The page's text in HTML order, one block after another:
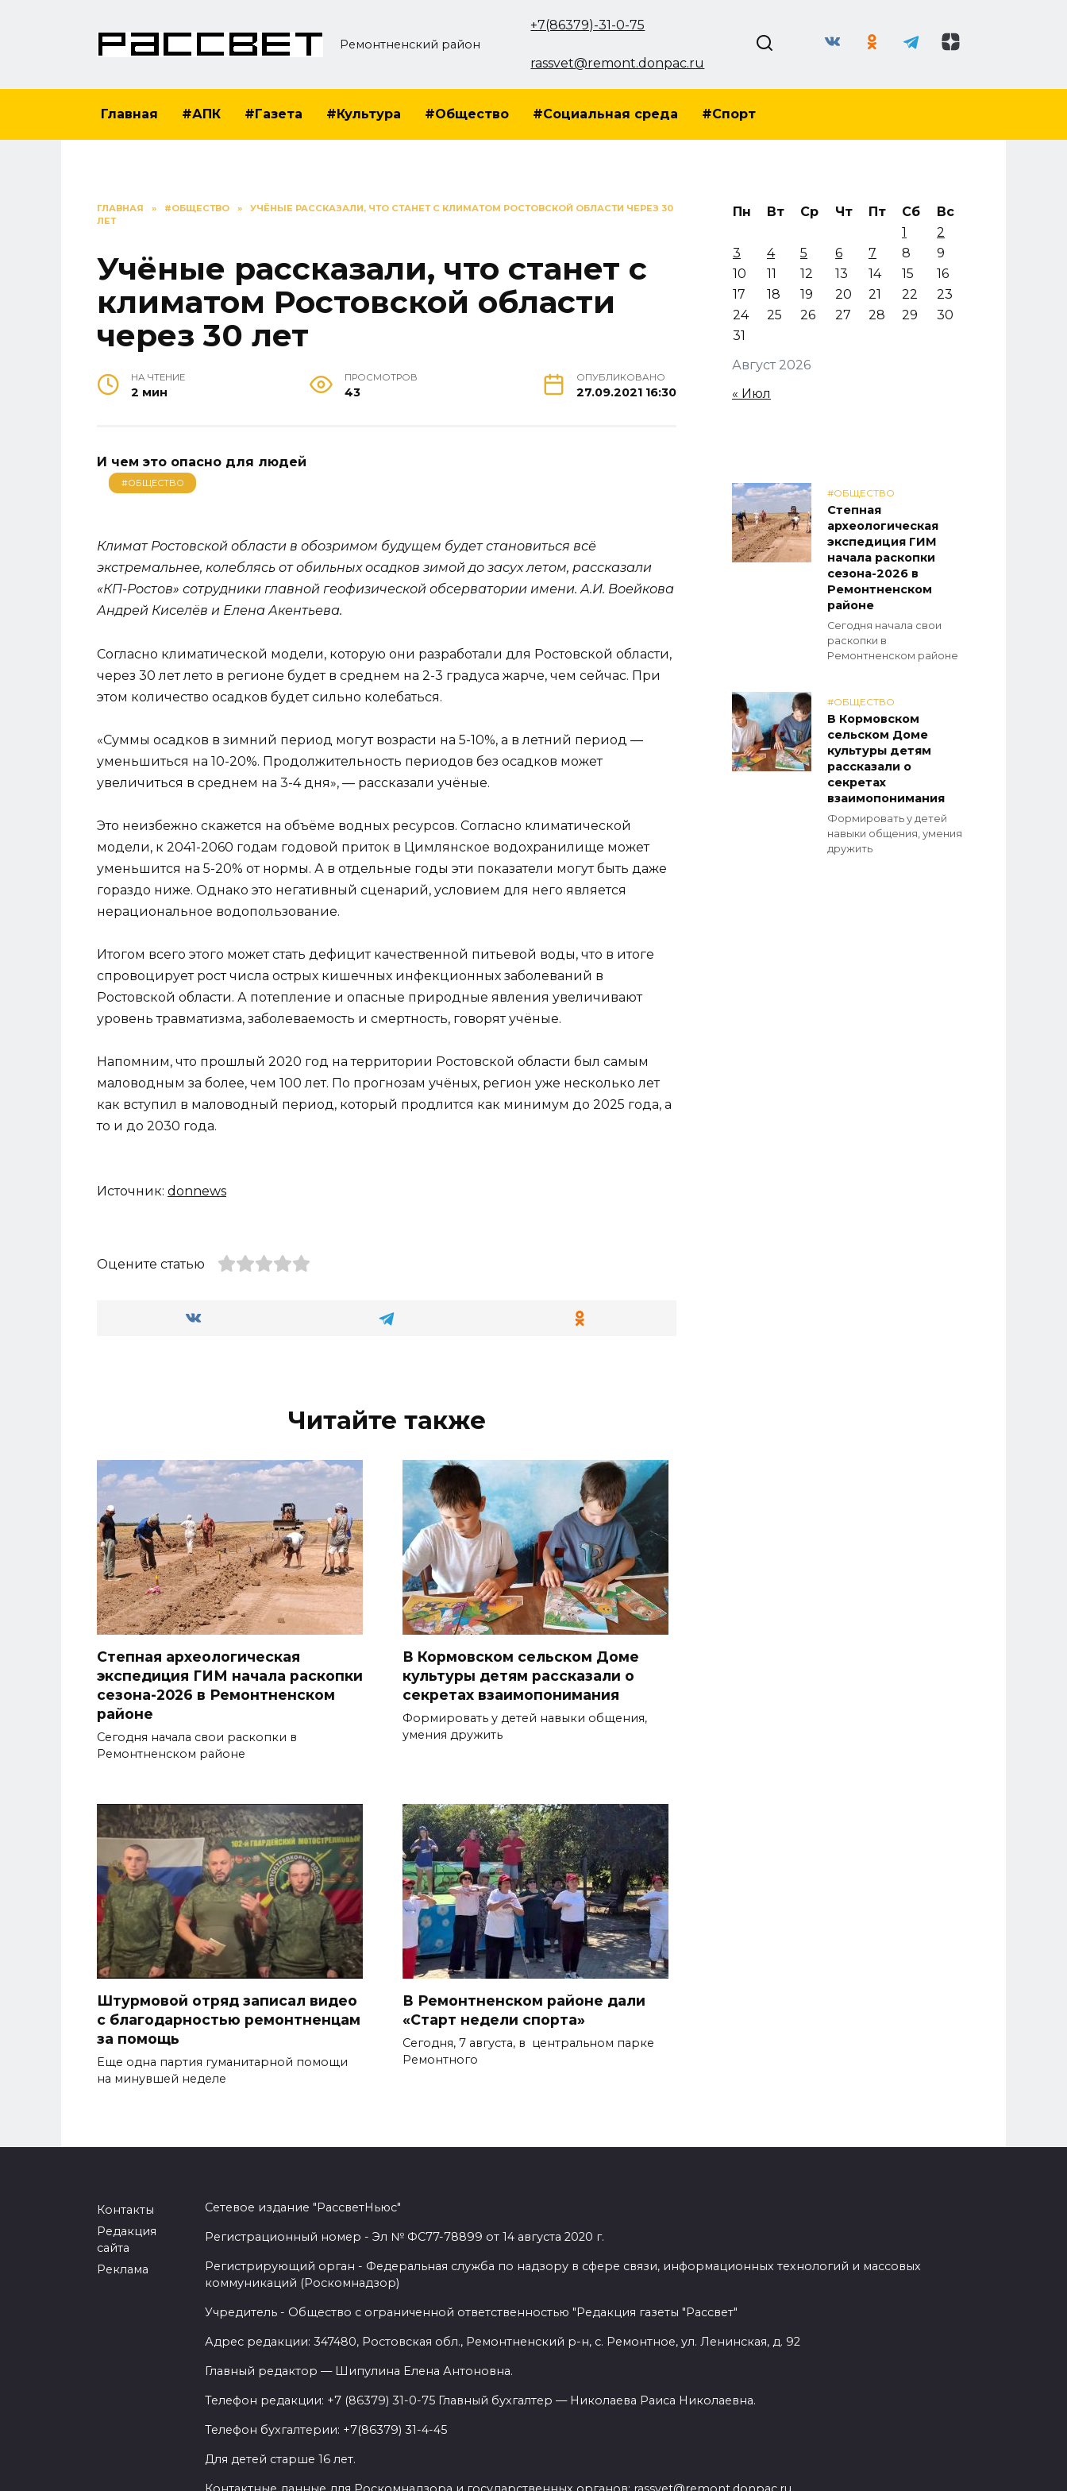
Ремонтненский район
+7(86379)-31-0-75
rassvet@remont.donpac.ru
Главная #АПК #Газета #Культура #Общество #Социальная среда #Спорт
ГЛАВНАЯ » #ОБЩЕСТВО »
УЧЁНЫЕ РАССКАЗАЛИ, ЧТО СТАНЕТ С КЛИМАТОМ РОСТОВСКОЙ ОБЛАСТИ ЧЕРЕЗ 30
ЛЕТ
Учёные рассказали, что станет с
климатом Ростовской области
через 30 лет
НА ЧТЕНИЕ
2 мин
ПРОСМОТРОВ
43
ОПУБЛИКОВАНО
27.09.2021 16:30
И чем это опасно для людей
#ОБЩЕСТВО
Климат Ростовской области в обозримом будущем будет становиться всё
экстремальнее, колеблясь от обильных осадков зимой до засух летом, рассказали
«КП-Ростов» сотрудники главной геофизической обсерватории имени. А.И. Воейкова
Андрей Киселёв и Елена Акентьева.
Согласно климатической модели, которую они разработали для Ростовской области,
через 30 лет лето в регионе будет в среднем на 2-3 градуса жарче, чем сейчас. При
этом количество осадков будет сильно колебаться.
«Суммы осадков в зимний период могут возрасти на 5-10%, а в летний период —
уменьшиться на 10-20%. Продолжительность периодов без осадков может
увеличиться в среднем на 3-4 дня», — рассказали учёные.
Это неизбежно скажется на объёме водных ресурсов. Согласно климатической
модели, к 2041-2060 годам годовой приток в Цимлянское водохранилище может
уменьшится на 5-20% от нормы. А в отдельные годы эти показатели могут быть даже
гораздо ниже. Однако это негативный сценарий, условием для него является
нерациональное водопользование.
Итогом всего этого может стать дефицит качественной питьевой воды, что в итоге
спровоцирует рост числа острых кишечных инфекционных заболеваний в
Ростовской области. А потепление и опасные природные явления увеличивают
уровень травматизма, заболеваемость и смертность, говорят учёные.
Напомним, что прошлый 2020 год на территории Ростовской области был самым
маловодным за более, чем 100 лет. По прогнозам учёных, регион уже несколько лет
как вступил в маловодный период, который продлится как минимум до 2025 года, а
то и до 2030 года.
Источник: donnews
Оцените статью
Читайте также
Степная археологическая
экспедиция ГИМ начала раскопки
сезона-2026 в Ремонтненском
районе
Сегодня начала свои раскопки в
Ремонтненском районе
В Кормовском сельском Доме
культуры детям рассказали о
секретах взаимопонимания
Формировать у детей навыки общения,
умения дружить
Штурмовой отряд записал видео
с благодарностью ремонтненцам
за помощь
Еще одна партия гуманитарной помощи
на минувшей неделе
В Ремонтненском районе дали
«Старт недели спорта»
Сегодня, 7 августа, в центральном парке
Ремонтного
Август 2026
Пн Вт Ср Чт Пт Сб
Вс
1
2
3
4 5 6 7 8
9
10
11 12 13 14 15
16
17
18 19 20 21 22
23
24
25 26 27 28 29
30
31
« Июл
#ОБЩЕСТВО
Степная
археологическая
экспедиция ГИМ
начала раскопки
сезона-2026 в
Ремонтненском
районе
Сегодня начала свои
раскопки в
Ремонтненском районе
#ОБЩЕСТВО
В Кормовском
сельском Доме
культуры детям
рассказали о
секретах
взаимопонимания
Формировать у детей
навыки общения, умения
дружить
Контакты
Редакция
сайта
Реклама
Сетевое издание "РассветНьюс"
Регистрационный номер - Эл № ФС77-78899 от 14 августа 2020 г.
Регистрирующий орган - Федеральная служба по надзору в сфере связи, информационных технологий и массовых
коммуникаций (Роскомнадзор)
Учредитель - Общество с ограниченной ответственностью "Редакция газеты "Рассвет"
Адрес редакции: 347480, Ростовская обл., Ремонтненский р-н, с. Ремонтное, ул. Ленинская, д. 92
Главный редактор — Шипулина Елена Антоновна.
Телефон редакции: +7 (86379) 31-0-75 Главный бухгалтер — Николаева Раиса Николаевна.
Телефон бухгалтерии: +7(86379) 31-4-45
Для детей старше 16 лет.